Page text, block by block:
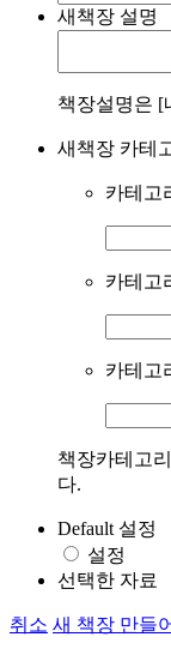
새책장 설명
책장설명은 [
새책장 카테
카테고
카테고
카테고
책장카테고
다.
Default 설정
설정
선택한 자료
취소 새 책장 만들